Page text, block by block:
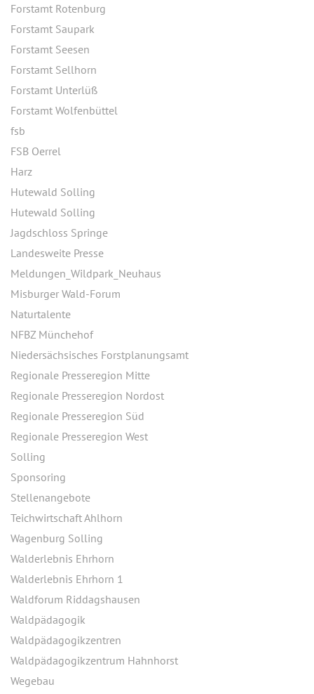
Forstamt Rotenburg
Forstamt Saupark
Forstamt Seesen
Forstamt Sellhorn
Forstamt Unterlüß
Forstamt Wolfenbüttel
fsb
FSB Oerrel
Harz
Hutewald Solling
Hutewald Solling
Jagdschloss Springe
Landesweite Presse
Meldungen_Wildpark_Neuhaus
Misburger Wald-Forum
Naturtalente
NFBZ Münchehof
Niedersächsisches Forstplanungsamt
Regionale Presseregion Mitte
Regionale Presseregion Nordost
Regionale Presseregion Süd
Regionale Presseregion West
Solling
Sponsoring
Stellenangebote
Teichwirtschaft Ahlhorn
Wagenburg Solling
Walderlebnis Ehrhorn
Walderlebnis Ehrhorn 1
Waldforum Riddagshausen
Waldpädagogik
Waldpädagogikzentren
Waldpädagogikzentrum Hahnhorst
Wegebau